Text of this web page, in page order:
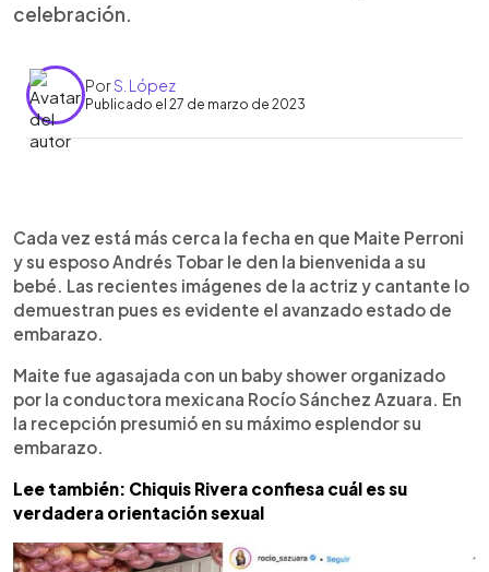
celebración.
PorS. López
Publicado el 27 de marzo de 2023
Escuchar artículo
Cada vez está más cerca la fecha en que Maite Perroni
y su esposo Andrés Tobar le den la bienvenida a su
bebé. Las recientes imágenes de la actriz y cantante lo
demuestran pues es evidente el avanzado estado de
embarazo.
Maite fue agasajada con un baby shower organizado
por la conductora mexicana Rocío Sánchez Azuara. En
la recepción presumió en su máximo esplendor su
embarazo.
Lee también: Chiquis Rivera confiesa cuál es su
verdadera orientación sexual